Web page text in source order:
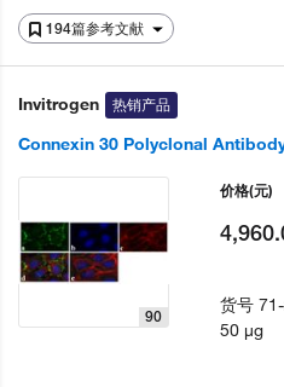
194篇参考文献
Invitrogen 热销产品
Connexin 30 Polyclonal
90
价格(元)
货号
50 µg